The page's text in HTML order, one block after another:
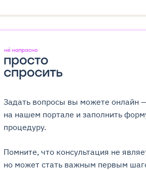
Задать вопросы вы можете онлайн
на нашем портале и заполнить
процедуру.
Помните, что консультация не
но может стать важным первым